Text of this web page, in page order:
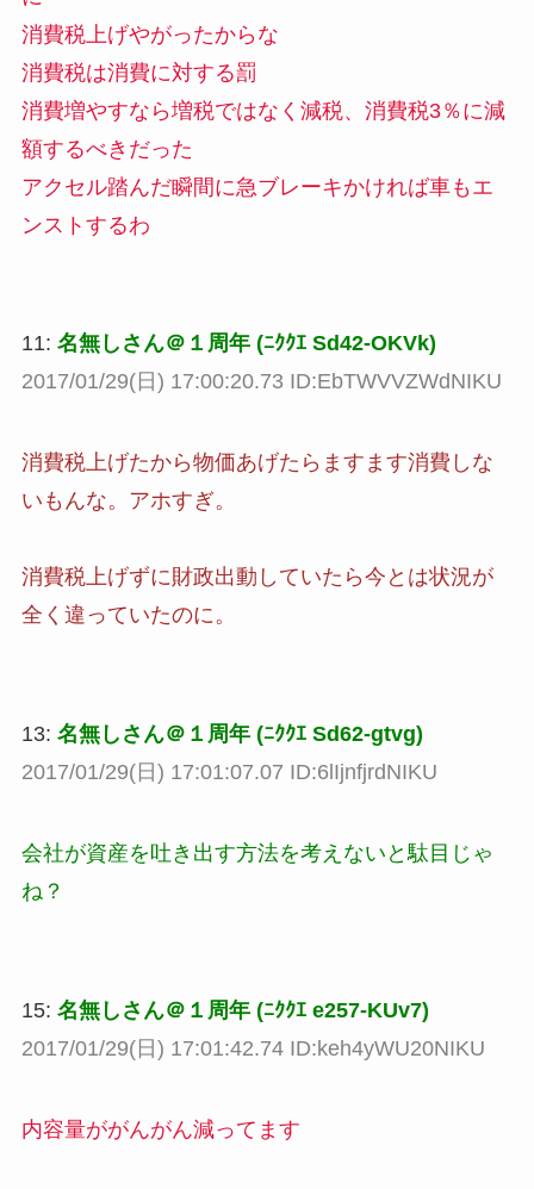
消費税上げやがったからな
消費税は消費に対する罰
消費増やすなら増税ではなく減税、消費税3％に減
額するべきだった
アクセル踏んだ瞬間に急ブレーキかければ車もエ
ンストするわ
11: 名無しさん＠１周年 (ﾆｸｸｴ Sd42-OKVk)
2017/01/29(日) 17:00:20.73 ID:EbTWVVZWdNIKU
消費税上げたから物価あげたらますます消費しな
いもんな。アホすぎ。
消費税上げずに財政出動していたら今とは状況が
全く違っていたのに。
13: 名無しさん＠１周年 (ﾆｸｸｴ Sd62-gtvg)
2017/01/29(日) 17:01:07.07 ID:6lIjnfjrdNIKU
会社が資産を吐き出す方法を考えないと駄目じゃ
ね？
15: 名無しさん＠１周年 (ﾆｸｸｴ e257-KUv7)
2017/01/29(日) 17:01:42.74 ID:keh4yWU20NIKU
内容量ががんがん減ってます